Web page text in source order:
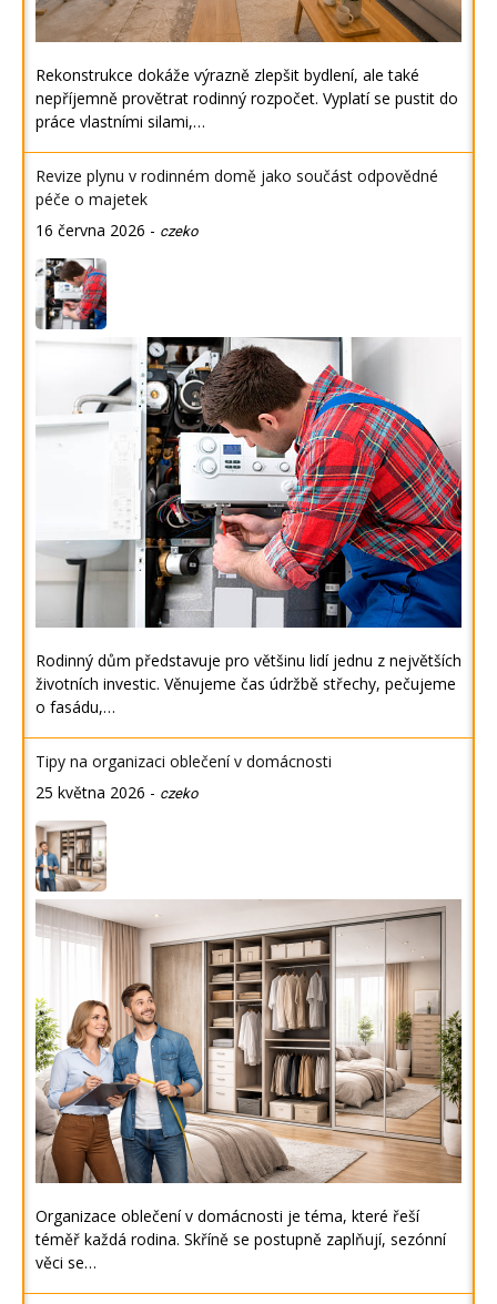
Rekonstrukce dokáže výrazně zlepšit bydlení, ale také
nepříjemně provětrat rodinný rozpočet. Vyplatí se pustit do
práce vlastními silami,…
Revize plynu v rodinném domě jako součást odpovědné
péče o majetek
16 června 2026 - czeko
Rodinný dům představuje pro většinu lidí jednu z největších
životních investic. Věnujeme čas údržbě střechy, pečujeme
o fasádu,…
Tipy na organizaci oblečení v domácnosti
25 května 2026 - czeko
Organizace oblečení v domácnosti je téma, které řeší
téměř každá rodina. Skříně se postupně zaplňují, sezónní
věci se…